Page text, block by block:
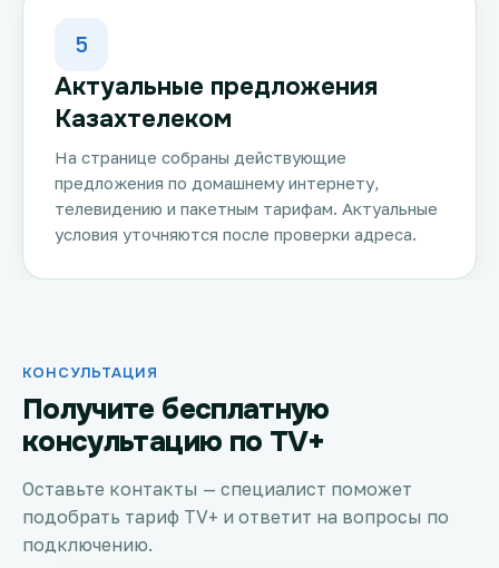
5
Актуальные предложения
Казахтелеком
На странице собраны действующие
предложения по домашнему интернету,
телевидению и пакетным тарифам. Актуальные
условия уточняются после проверки адреса.
КОНСУЛЬТАЦИЯ
Получите бесплатную
консультацию по TV+
Оставьте контакты — специалист поможет
подобрать тариф TV+ и ответит на вопросы по
подключению.